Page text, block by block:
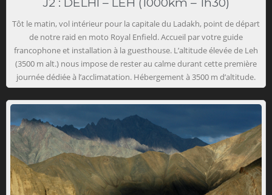
Tôt le matin, vol intérieur pour la capitale du Ladakh, point de départ
de notre raid en moto Royal Enfield. Accueil par votre guide
francophone et installation à la guesthouse. L’altitude élevée de Leh
(3500 m alt.) nous impose de rester au calme durant cette première
journée dédiée à l’acclimatation. Hébergement à 3500 m d’altitude.